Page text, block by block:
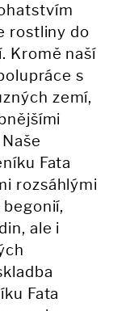
rostliny do
Kromě naší
s
zemí,
Fata
rozsáhlými
ale i
Fata